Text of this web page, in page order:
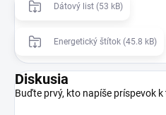
Dátový list (53 kB)
Energetický štítok (45.8 kB)
Diskusia
Buďte prvý, kto napíše príspevok